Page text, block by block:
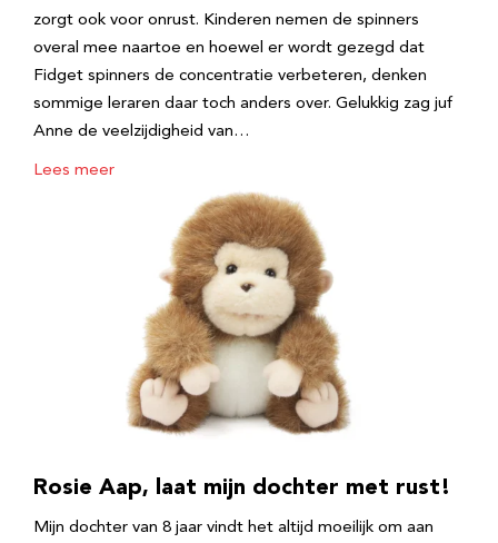
zorgt ook voor onrust. Kinderen nemen de spinners
overal mee naartoe en hoewel er wordt gezegd dat
Fidget spinners de concentratie verbeteren, denken
sommige leraren daar toch anders over. Gelukkig zag juf
Anne de veelzijdigheid van…
Lees meer
Rosie Aap, laat mijn dochter met rust!
Mijn dochter van 8 jaar vindt het altijd moeilijk om aan